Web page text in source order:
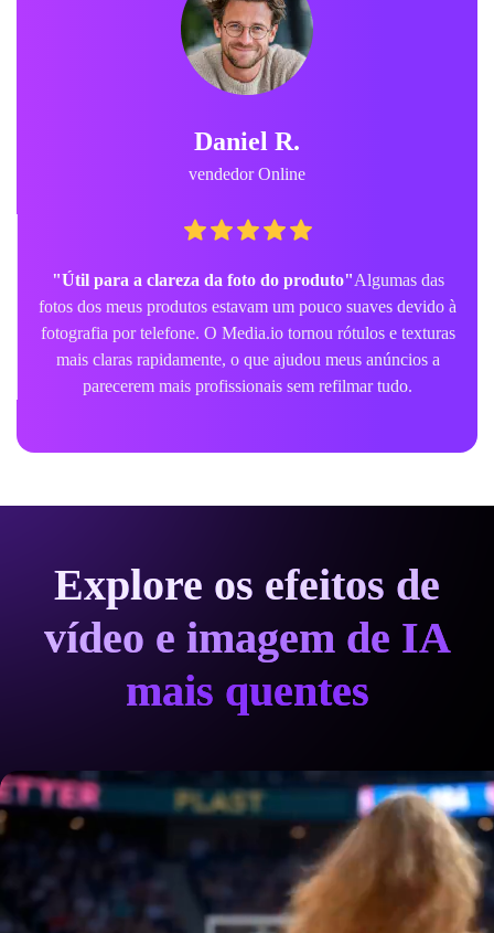
Daniel R.
vendedor Online
"Útil para a clareza da foto do produto"Algumas das
fotos dos meus produtos estavam um pouco suaves devido à
fotografia por telefone. O Media.io tornou rótulos e texturas
mais claras rapidamente, o que ajudou meus anúncios a
parecerem mais profissionais sem refilmar tudo.
Explore os efeitos de
vídeo e imagem de IA
mais quentes